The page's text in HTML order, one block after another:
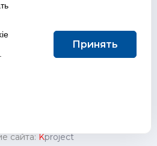
(исполнительно-
городского округа "Город
редактор: Байкова Е.А.
почты Редакции:
+7 (484) 395-85-85
содержит материалы 18+
обработки персональных
сайта: Kproject
Принять